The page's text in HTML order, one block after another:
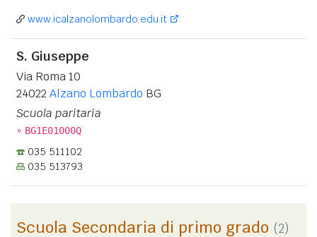
www.icalzanolombardo.edu.it
S. Giuseppe
Via Roma 10
24022 Alzano Lombardo BG
Scuola paritaria
» BG1E01000Q
035 511102
035 513793
Scuola Secondaria di primo grado (2)